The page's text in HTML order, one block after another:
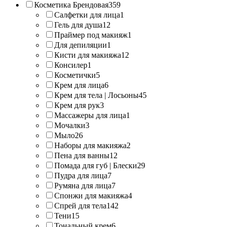
Косметика Брендовая359
Салфетки для лица1
Гель для душа12
Праймер под макияж1
Для депиляции1
Кисти для макияжа12
Консилер1
Косметички5
Крем для лица6
Крем для тела | Лосьоны45
Крем для рук3
Массажеры для лица1
Мочалки3
Мыло26
Наборы для макияжа2
Пена для ванны12
Помада для губ | Блески29
Пудра для лица7
Румяна для лица7
Спонжи для макияжа4
Спрей для тела142
Тени15